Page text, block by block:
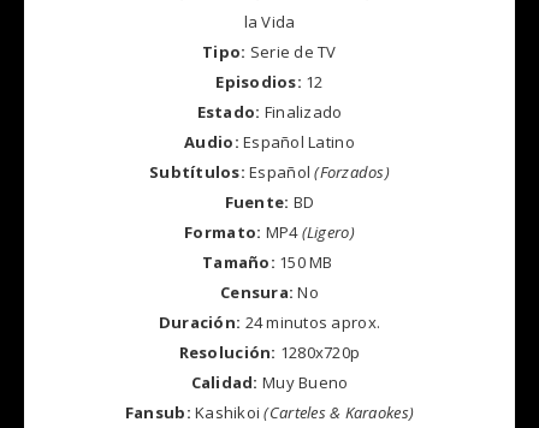
la Vida
Tipo: Serie de TV
Episodios: 12
Estado: Finalizado
Audio:Español Latino
Subtítulos:Español(Forzados)
Fuente: BD
Formato: MP4(Ligero)
Tamaño: 150 MB
Censura:No
Duración: 24 minutos aprox.
Resolución: 1280x720p
Calidad: Muy Bueno
Fansub:Kashikoi (Carteles & Karaokes)